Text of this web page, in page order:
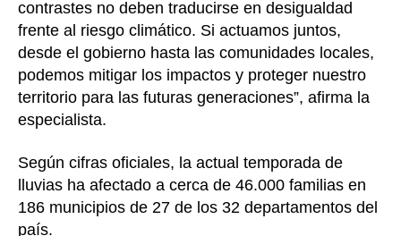
contrastes no deben traducirse en desigualdad
frente al riesgo climático. Si actuamos juntos,
desde el gobierno hasta las comunidades locales,
podemos mitigar los impactos y proteger nuestro
territorio para las futuras generaciones”, afirma la
especialista.
Según cifras oficiales, la actual temporada de
lluvias ha afectado a cerca de 46.000 familias en
186 municipios de 27 de los 32 departamentos del
país.